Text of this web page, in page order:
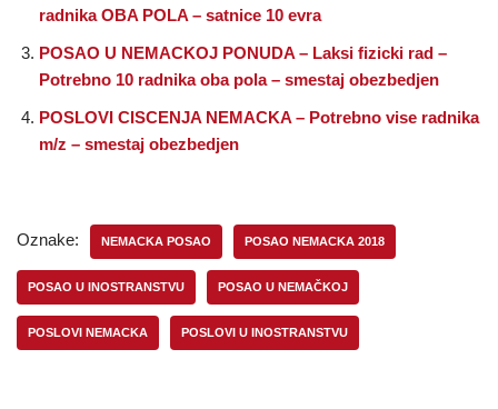
radnika OBA POLA – satnice 10 evra
POSAO U NEMACKOJ PONUDA – Laksi fizicki rad –
Potrebno 10 radnika oba pola – smestaj obezbedjen
POSLOVI CISCENJA NEMACKA – Potrebno vise radnika
m/z – smestaj obezbedjen
Oznake: NEMACKA POSAO POSAO NEMACKA 2018
POSAO U INOSTRANSTVU POSAO U NEMAČKOJ
POSLOVI NEMACKA POSLOVI U INOSTRANSTVU